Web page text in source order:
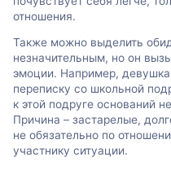
отношения.
Также можно выделить
незначительным, но он
эмоции. Например,
переписку со школьной
к этой подруге оснований
Причина – застарелые,
не обязательно по
участнику ситуации.